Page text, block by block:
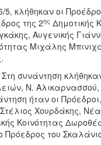
κλήθηκαν οι
της 2ης Δημοτικής
Αυγενικής
Μιχάλης
συνάντηση
Ν.
ήταν οι
Χουρδάκης,
Κοινότητας
του